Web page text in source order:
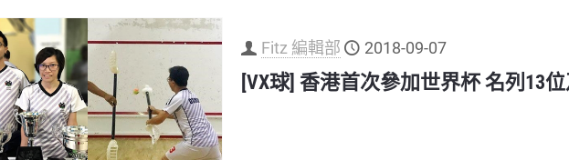
Fitz 編輯部 2018-09-07
[VX球] 香港首次參加世界杯 名列13